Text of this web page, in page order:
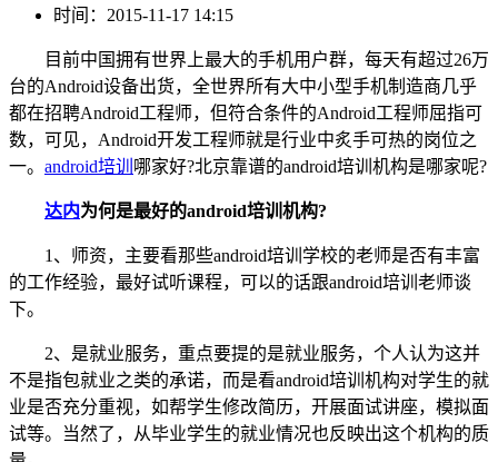
时间：2015-11-17 14:15
目前中国拥有世界上最大的手机用户群，每天有超过26万
台的Android设备出货，全世界所有大中小型手机制造商几乎
都在招聘Android工程师，但符合条件的Android工程师屈指可
数，可见，Android开发工程师就是行业中炙手可热的岗位之
一。 android培训 哪家好?北京靠谱的android培训机构是哪家呢?
达内为何是最好的android培训机构?
1、师资，主要看那些android培训学校的老师是否有丰富
的工作经验，最好试听课程，可以的话跟android培训老师谈
下。
2、是就业服务，重点要提的是就业服务，个人认为这并
不是指包就业之类的承诺，而是看android培训机构对学生的就
业是否充分重视，如帮学生修改简历，开展面试讲座，模拟面
试等。当然了，从毕业学生的就业情况也反映出这个机构的质